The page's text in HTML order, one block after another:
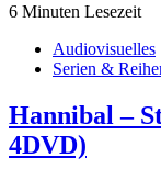
6 Minuten Lesezeit
Audiovisuelles
Serien &
Hannibal –
4DVD)